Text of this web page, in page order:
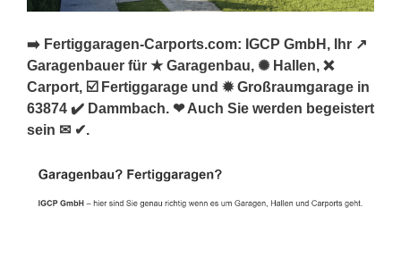
➡️ Fertiggaragen-Carports.com: IGCP GmbH, Ihr ↗️
Garagenbauer für ★ Garagenbau, ✺ Hallen, ❌
Carport, ☑️ Fertiggarage und ✹ Großraumgarage in
63874 ✔️ Dammbach. ❤ Auch Sie werden begeistert
sein ✉ ✔.